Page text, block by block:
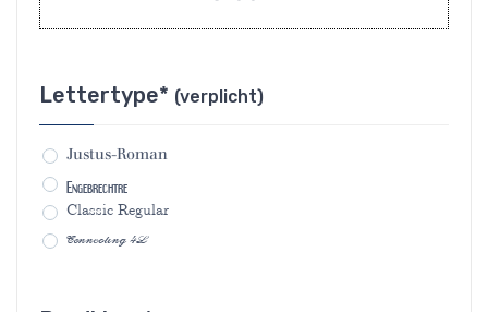
Lettertype* (verplicht)
Justus-Roman
Engebrechtre
Classic Regular
Connecting 4L